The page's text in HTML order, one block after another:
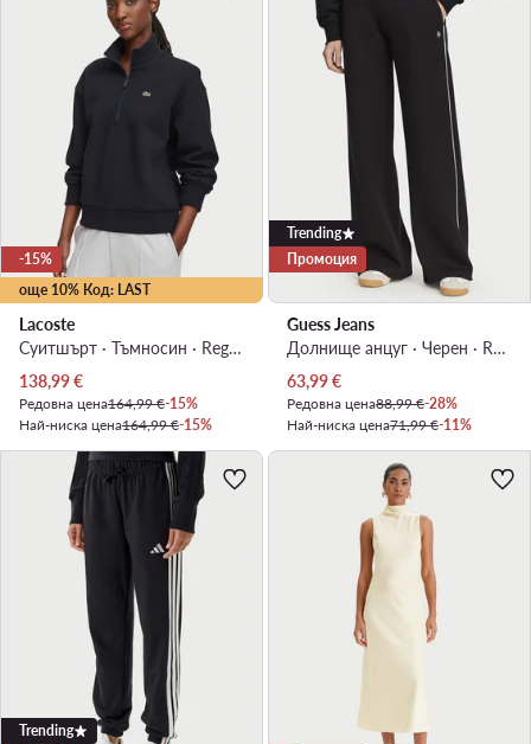
още 10% Код: LAST
-15%
Lacoste
Суитшърт · Тъмносин · Regular Fit
Актуална цена
138,99€
Редовна цена164,99 €-15%
Най-ниска цена164,99 €-15%
Trending
Промоция
Guess Jeans
Долнище анцуг · Черен · Regular Fit
Актуална цена
63,99€
Редовна цена88,99 €-28%
Най-ниска цена71,99 €-11%
Trending